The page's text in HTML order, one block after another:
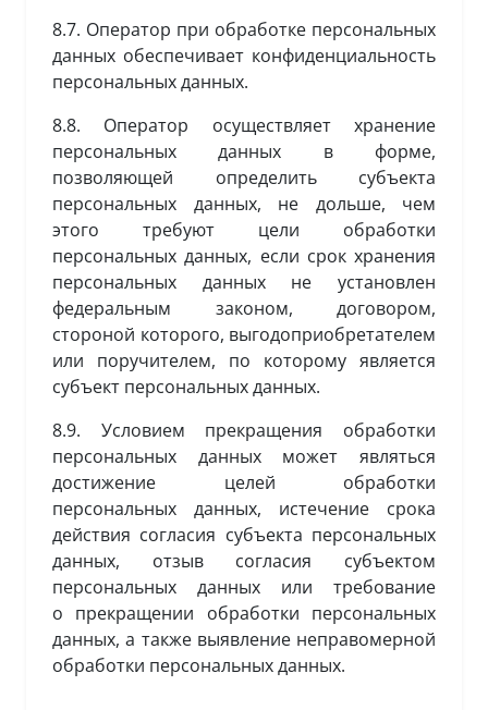
8.7. Оператор при обработке персональных
данных обеспечивает конфиденциальность
персональных данных.
8.8. Оператор осуществляет хранение
персональных данных в форме,
позволяющей определить субъекта
персональных данных, не дольше, чем
этого требуют цели обработки
персональных данных, если срок хранения
персональных данных не установлен
федеральным законом, договором,
стороной которого, выгодоприобретателем
или поручителем, по которому является
субъект персональных данных.
8.9. Условием прекращения обработки
персональных данных может являться
достижение целей обработки
персональных данных, истечение срока
действия согласия субъекта персональных
данных, отзыв согласия субъектом
персональных данных или требование
о прекращении обработки персональных
данных, а также выявление неправомерной
обработки персональных данных.